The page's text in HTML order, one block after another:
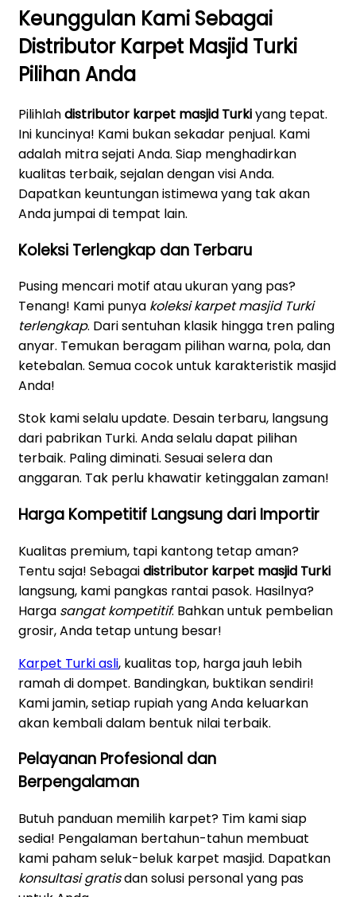
Keunggulan Kami Sebagai
Distributor Karpet Masjid Turki
Pilihan Anda
Pilihlahdistributor karpet masjid Turkiyang tepat.
Ini kuncinya! Kami bukan sekadar penjual. Kami
adalah mitra sejati Anda. Siap menghadirkan
kualitas terbaik, sejalan dengan visi Anda.
Dapatkan keuntungan istimewa yang tak akan
Anda jumpai di tempat lain.
Koleksi Terlengkap dan Terbaru
Pusing mencari motif atau ukuran yang pas?
Tenang! Kami punya koleksi karpet masjid Turki
terlengkap. Dari sentuhan klasik hingga tren paling
anyar. Temukan beragam pilihan warna, pola, dan
ketebalan. Semua cocok untuk karakteristik masjid
Anda!
Stok kami selalu update. Desain terbaru, langsung
dari pabrikan Turki. Anda selalu dapat pilihan
terbaik. Paling diminati. Sesuai selera dan
anggaran. Tak perlu khawatir ketinggalan zaman!
Harga Kompetitif Langsung dari Importir
Kualitas premium, tapi kantong tetap aman?
Tentu saja! Sebagaidistributor karpet masjid Turki
langsung, kami pangkas rantai pasok. Hasilnya?
Harga sangat kompetitif. Bahkan untuk pembelian
grosir, Anda tetap untung besar!
Karpet Turki asli, kualitas top, harga jauh lebih
ramah di dompet. Bandingkan, buktikan sendiri!
Kami jamin, setiap rupiah yang Anda keluarkan
akan kembali dalam bentuk nilai terbaik.
Pelayanan Profesional dan
Berpengalaman
Butuh panduan memilih karpet? Tim kami siap
sedia! Pengalaman bertahun-tahun membuat
kami paham seluk-beluk karpet masjid. Dapatkan
konsultasi gratisdan solusi personal yang pas